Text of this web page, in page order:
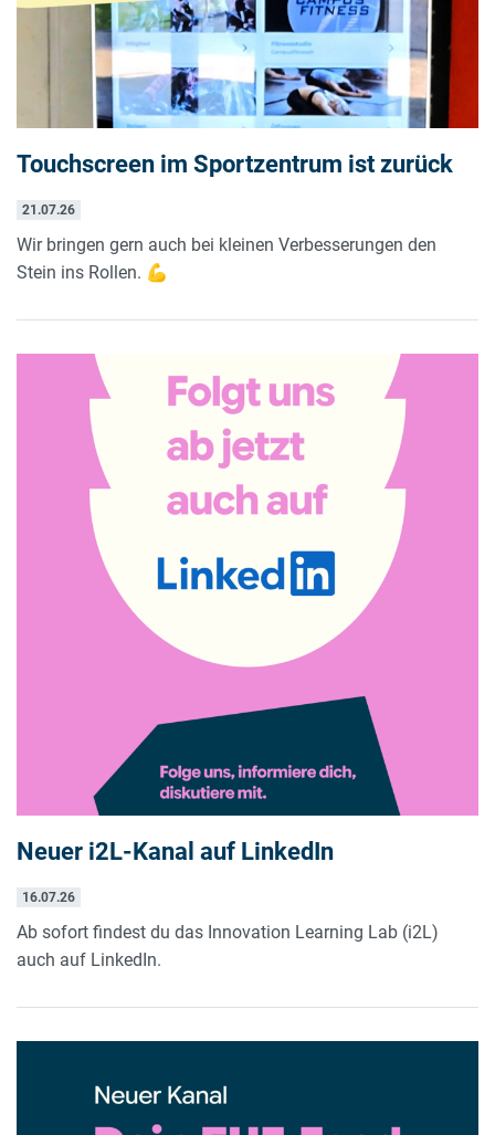
Touchscreen im Sportzentrum ist zurück
21.07.26
Wir bringen gern auch bei kleinen Verbesserungen den
Stein ins Rollen. 💪
Neuer i2L-Kanal auf LinkedIn
16.07.26
Ab sofort findest du das Innovation Learning Lab (i2L)
auch auf LinkedIn.